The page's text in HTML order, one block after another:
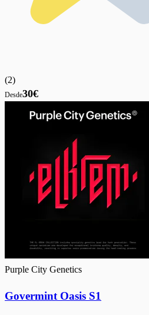
(2)
Desde30€
Purple City Genetics
Govermint Oasis S1